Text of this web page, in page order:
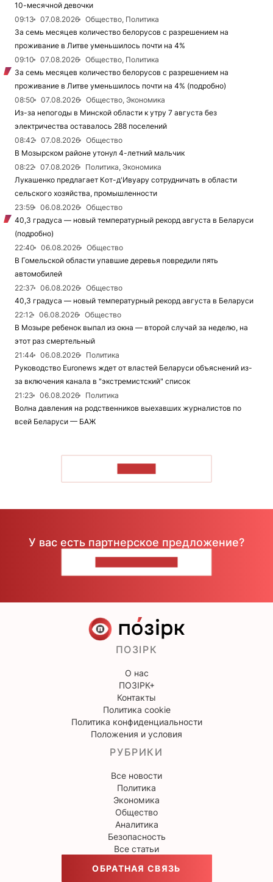
10-месячной девочки
09:13
07.08.2026
Общество, Политика
За семь месяцев количество белорусов с разрешением на
проживание в Литве уменьшилось почти на 4%
09:10
07.08.2026
Общество, Политика
За семь месяцев количество белорусов с разрешением на
проживание в Литве уменьшилось почти на 4% (подробно)
08:50
07.08.2026
Общество, Экономика
Из-за непогоды в Минской области к утру 7 августа без
электричества оставалось 288 поселений
08:42
07.08.2026
Общество
В Мозырском районе утонул 4-летний мальчик
08:22
07.08.2026
Политика, Экономика
Лукашенко предлагает Кот-д'Ивуару сотрудничать в области
сельского хозяйства, промышленности
23:59
06.08.2026
Общество
40,3 градуса — новый температурный рекорд августа в Беларуси
(подробно)
22:40
06.08.2026
Общество
В Гомельской области упавшие деревья повредили пять
автомобилей
22:37
06.08.2026
Общество
40,3 градуса — новый температурный рекорд августа в Беларуси
22:12
06.08.2026
Общество
В Мозыре ребенок выпал из окна — второй случай за неделю, на
этот раз смертельный
21:44
06.08.2026
Политика
Руководство Euronews ждет от властей Беларуси объяснений из-
за включения канала в "экстремистский" список
21:23
06.08.2026
Политика
Волна давления на родственников выехавших журналистов по
всей Беларуси — БАЖ
У вас есть партнерское предложение?
ПОЗІРК
О нас
ПОЗІРК+
Контакты
Политика cookie
Политика конфиденциальности
Положения и условия
РУБРИКИ
Все новости
Политика
Экономика
Общество
Аналитика
Безопасность
Все статьи
ОБРАТНАЯ СВЯЗЬ